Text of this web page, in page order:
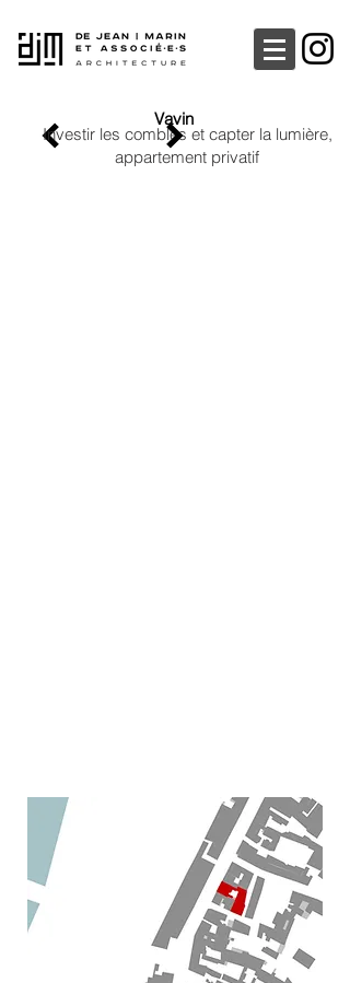
Vavin
​​Investir les combles et capter la lumière,
appartement privatif